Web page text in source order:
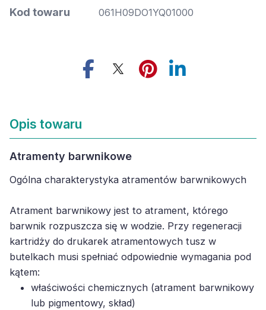
Kod towaru 061H09DO1YQ01000
Opis towaru
Atramenty barwnikowe
Ogólna charakterystyka atramentów barwnikowych
Atrament barwnikowy jest to atrament, którego
barwnik rozpuszcza się w wodzie. Przy regeneracji
kartridży do drukarek atramentowych tusz w
butelkach musi spełniać odpowiednie wymagania pod
kątem:
właściwości chemicznych (atrament barwnikowy
lub pigmentowy, skład)